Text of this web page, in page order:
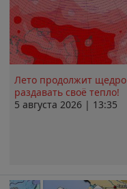
Лето продолжит щедро
раздавать своё тепло!
5 августа 2026 | 13:35